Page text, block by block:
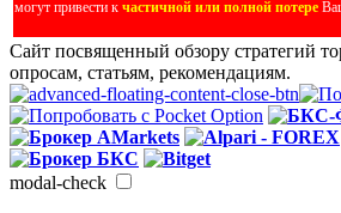
могут привести к частичной или полной потере
Сайт посвященный обзору стратегий
опросам, статьям, рекомендациям.
modal-check